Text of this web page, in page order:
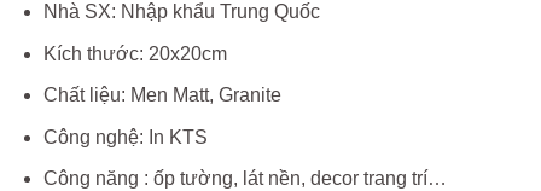
Nhà SX: Nhập khẩu Trung Quốc
Kích thước: 20x20cm
Chất liệu: Men Matt, Granite
Công nghệ: In KTS
Công năng : ốp tường, lát nền, decor trang trí…